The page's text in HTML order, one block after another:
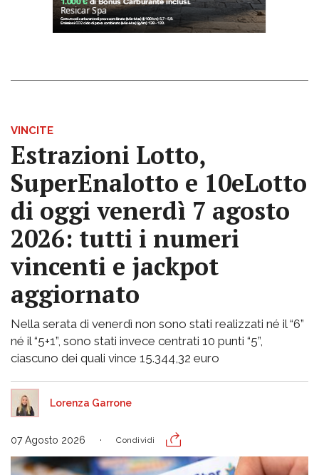
VINCITE
Estrazioni Lotto,
SuperEnalotto e 10eLotto
di oggi venerdì 7 agosto
2026: tutti i numeri
vincenti e jackpot
aggiornato
Nella serata di venerdì non sono stati realizzati né il “6”
né il “5+1”, sono stati invece centrati 10 punti “5”,
ciascuno dei quali vince 15.344,32 euro
Lorenza Garrone
07 Agosto 2026 Condividi